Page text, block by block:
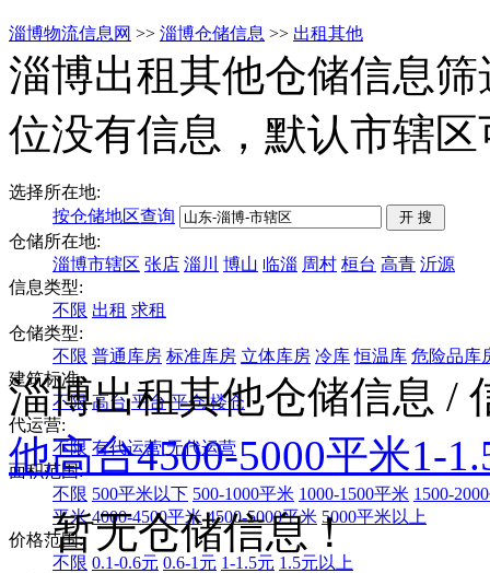
淄博物流信息网 >> 淄博仓储信息 >> 出租其他
淄博出租其他仓储信息筛
位没有信息，默认市辖
选择所在地:
按仓储地区查询
仓储所在地:
淄博市辖区 张店 淄川 博山 临淄 周村 桓台 高青 沂源
信息类型:
不限 出租 求租
仓储类型:
不限 普通库房 标准库房 立体库房 冷库 恒温库 危险品库
建筑标准:
不限 高台 平台 平仓 楼仓
代运营:
不限 有代运营 无代运营
面积范围:
不限 500平米以下 500-1000平米 1000-1500平米 1500-
平米 4000-4500平米 4500-5000平米 5000平米以上
价格范围:
不限 0.1-0.6元 0.6-1元 1-1.5元 1.5元以上
淄博出租其他仓储信息 /
他高台4500-5000平米1-
暂无仓储信息！